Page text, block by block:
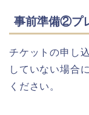
事前準備②プ
チケットの申し
していない場合
ください。